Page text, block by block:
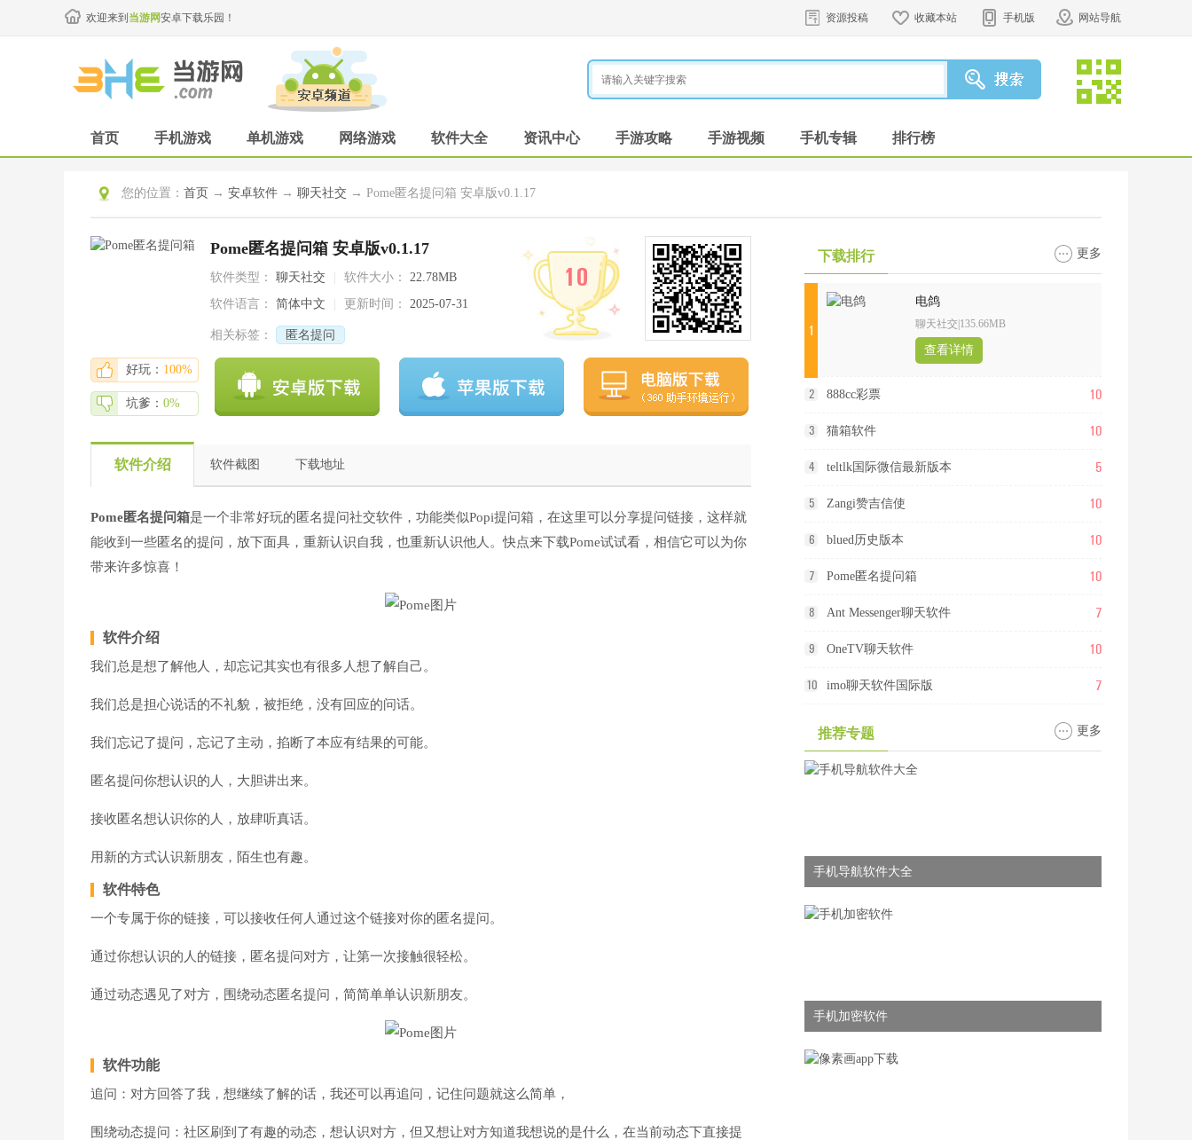
欢迎来到 当游网安卓下载乐园！ 资源投稿 收藏本站 手机版 网站导航
首页 手机游戏 单机游戏 网络游戏 软件大全 资讯中心 手游攻略 手游视频 手机专辑 排行榜
您的位置： 首页 → 安卓软件 → 聊天社交 → Pome匿名提问箱 安卓版v0.1.17
Pome匿名提问箱 安卓版v0.1.17
软件类型： 聊天社交 软件大小：
22.78MB
软件语言：
简体中文 更新时间： 2025-07-31
相关标签： 匿名提问
10
好玩： 100%
坑爹： 0%
软件介绍 软件截图 下载地址
Pome匿名提问箱是一个非常好玩的匿名提问社交软件，功能类似Popi提问箱，在这里可以分享提问链接，这样就
能收到一些匿名的提问，放下面具，重新认识自我，也重新认识他人。快点来下载Pome试试看，相信它可以为你
带来许多惊喜！
软件介绍
我们总是想了解他人，却忘记其实也有很多人想了解自己。
我们总是担心说话的不礼貌，被拒绝，没有回应的问话。
我们忘记了提问，忘记了主动，掐断了本应有结果的可能。
匿名提问你想认识的人，大胆讲出来。
接收匿名想认识你的人，放肆听真话。
用新的方式认识新朋友，陌生也有趣。
软件特色
一个专属于你的链接，可以接收任何人通过这个链接对你的匿名提问。
通过你想认识的人的链接，匿名提问对方，让第一次接触很轻松。
通过动态遇见了对方，围绕动态匿名提问，简简单单认识新朋友。
软件功能
追问：对方回答了我，想继续了解的话，我还可以再追问，记住问题就这么简单，
围绕动态提问：社区刷到了有趣的动态，想认识对方，但又想让对方知道我想说的是什么，在当前动态下直接提
下载排行 更多
1
电鸽
聊天社交 135.66MB
查看详情
2 888cc彩票 10
3 猫箱软件 10
4 teltlk国际微信最新版本 5
5 Zangi赞吉信使 10
6 blued历史版本 10
7 Pome匿名提问箱 10
8 Ant Messenger聊天软件 7
9 OneTV聊天软件 10
10 imo聊天软件国际版 7
推荐专题 更多
手机导航软件大全
手机加密软件